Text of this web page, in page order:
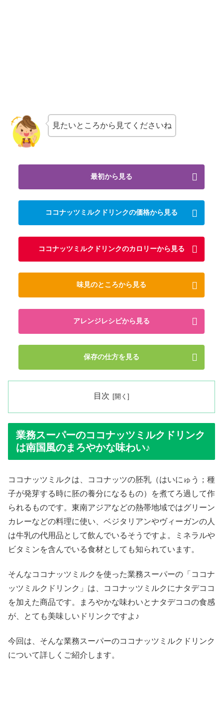
見たいところから見てくださいね
最初から見る
ココナッツミルクドリンクの価格から見る
ココナッツミルクドリンクのカロリーから見る
味見のところから見る
アレンジレシピから見る
保存の仕方を見る
目次
業務スーパーのココナッツミルクドリンク
は南国風のまろやかな味わい♪
ココナッツミルクは、ココナッツの胚乳（はいにゅう；種
子が発芽する時に胚の養分になるもの）を煮てろ過して作
られるものです。東南アジアなどの熱帯地域ではグリーン
カレーなどの料理に使い、ベジタリアンやヴィーガンの人
は牛乳の代用品として飲んでいるそうですよ。ミネラルや
ビタミンを含んでいる食材としても知られています。
そんなココナッツミルクを使った業務スーパーの「ココナ
ッツミルクドリンク」は、ココナッツミルクにナタデココ
を加えた商品です。まろやかな味わいとナタデココの食感
が、とても美味しいドリンクですよ♪
今回は、そんな業務スーパーのココナッツミルクドリンク
について詳しくご紹介します。